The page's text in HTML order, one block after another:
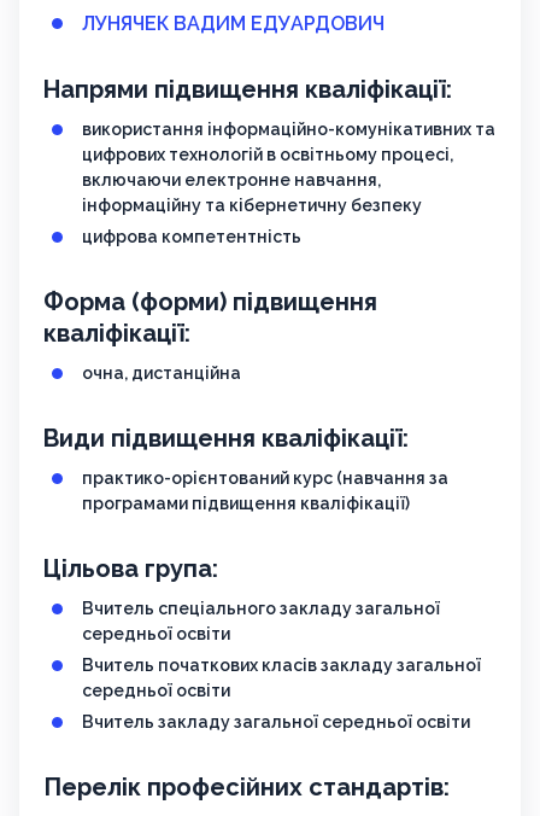
ЛУНЯЧЕК ВАДИМ ЕДУАРДОВИЧ
Напрями підвищення кваліфікації:
використання інформаційно-комунікативних та
цифрових технологій в освітньому процесі,
включаючи електронне навчання,
інформаційну та кібернетичну безпеку
цифрова компетентність
Форма (форми) підвищення
кваліфікації:
очна, дистанційна
Види підвищення кваліфікації:
практико-орієнтований курс (навчання за
програмами підвищення кваліфікації)
Цільова група:
Вчитель спеціального закладу загальної
середньої освіти
Вчитель початкових класів закладу загальної
середньої освіти
Вчитель закладу загальної середньої освіти
Перелік професійних стандартів: